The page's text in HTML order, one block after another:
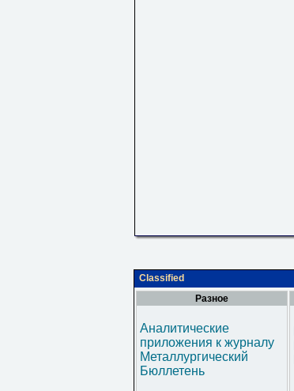
Classified
Разное
Аналитические
приложения к журналу
Металлургический
Бюллетень